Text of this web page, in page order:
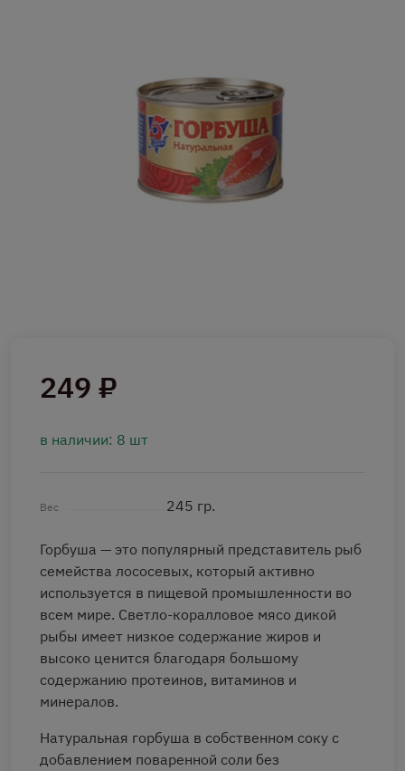
249 ₽
в наличии: 8 шт
Вес 245 гр.
Горбуша — это популярный представитель рыб
семейства лососевых, который активно
используется в пищевой промышленности во
всем мире. Светло-коралловое мясо дикой
рыбы имеет низкое содержание жиров и
высоко ценится благодаря большому
содержанию протеинов, витаминов и
минералов.
Натуральная горбуша в собственном соку с
добавлением поваренной соли без